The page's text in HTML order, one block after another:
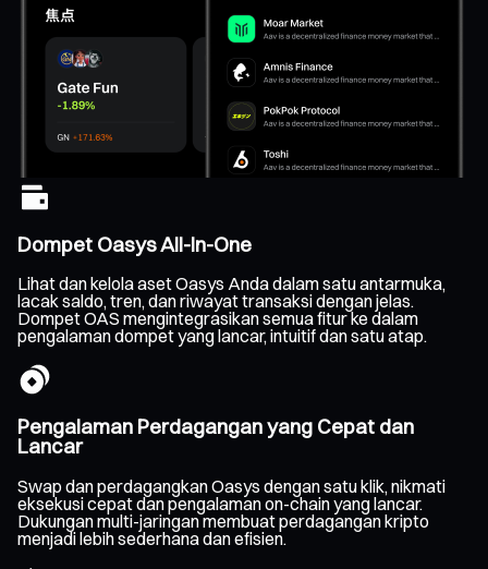
Dompet Oasys All-In-One
Lihat dan kelola aset Oasys Anda dalam satu antarmuka,
lacak saldo, tren, dan riwayat transaksi dengan jelas.
Dompet OAS mengintegrasikan semua fitur ke dalam
pengalaman dompet yang lancar, intuitif dan satu atap.
Pengalaman Perdagangan yang Cepat dan
Lancar
Swap dan perdagangkan Oasys dengan satu klik, nikmati
eksekusi cepat dan pengalaman on-chain yang lancar.
Dukungan multi-jaringan membuat perdagangan kripto
menjadi lebih sederhana dan efisien.